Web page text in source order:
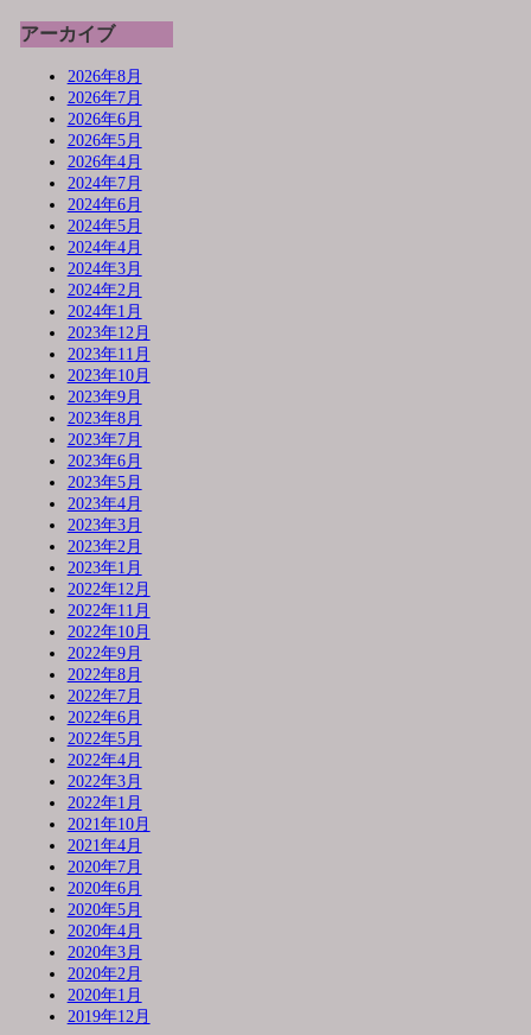
アーカイブ
2026年8月
2026年7月
2026年6月
2026年5月
2026年4月
2024年7月
2024年6月
2024年5月
2024年4月
2024年3月
2024年2月
2024年1月
2023年12月
2023年11月
2023年10月
2023年9月
2023年8月
2023年7月
2023年6月
2023年5月
2023年4月
2023年3月
2023年2月
2023年1月
2022年12月
2022年11月
2022年10月
2022年9月
2022年8月
2022年7月
2022年6月
2022年5月
2022年4月
2022年3月
2022年1月
2021年10月
2021年4月
2020年7月
2020年6月
2020年5月
2020年4月
2020年3月
2020年2月
2020年1月
2019年12月